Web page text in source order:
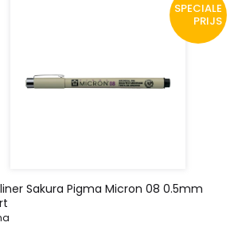
SPECIALE
PRIJS
Sakura Pigma Micron 08 0.5mm